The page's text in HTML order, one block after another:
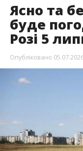
Ясно та
буде
Розі 5
Опубліковано